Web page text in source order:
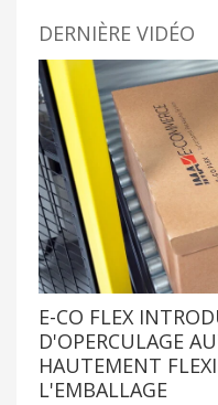
DERNIÈRE VIDÉO
E-CO FLEX
D'OPERCULAGE
HAUTEMENT
L'EMBALLAGE